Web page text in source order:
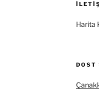
Harita
DOST